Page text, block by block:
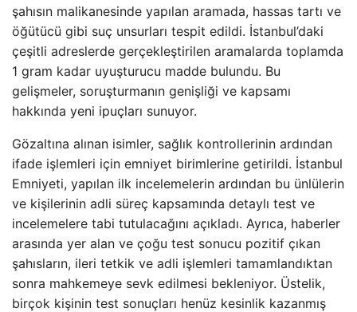
şahısın malikanesinde yapılan aramada, hassas tartı ve
öğütücü gibi suç unsurları tespit edildi. İstanbul’daki
çeşitli adreslerde gerçekleştirilen aramalarda toplamda
1 gram kadar uyuşturucu madde bulundu. Bu
gelişmeler, soruşturmanın genişliği ve kapsamı
hakkında yeni ipuçları sunuyor.
Gözaltına alınan isimler, sağlık kontrollerinin ardından
ifade işlemleri için emniyet birimlerine getirildi. İstanbul
Emniyeti, yapılan ilk incelemelerin ardından bu ünlülerin
ve kişilerinin adli süreç kapsamında detaylı test ve
incelemelere tabi tutulacağını açıkladı. Ayrıca, haberler
arasında yer alan ve çoğu test sonucu pozitif çıkan
şahısların, ileri tetkik ve adli işlemleri tamamlandıktan
sonra mahkemeye sevk edilmesi bekleniyor. Üstelik,
birçok kişinin test sonuçları henüz kesinlik kazanmış